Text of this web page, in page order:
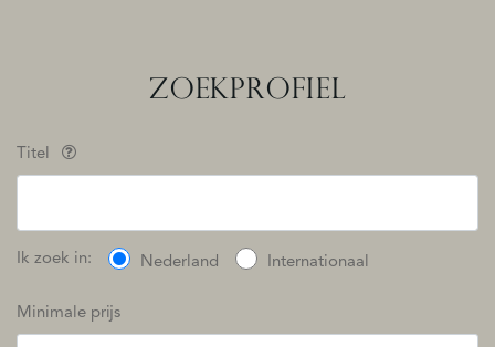
ZOEKPROFIEL
Titel
Ik zoek in: Nederland Internationaal
Minimale prijs